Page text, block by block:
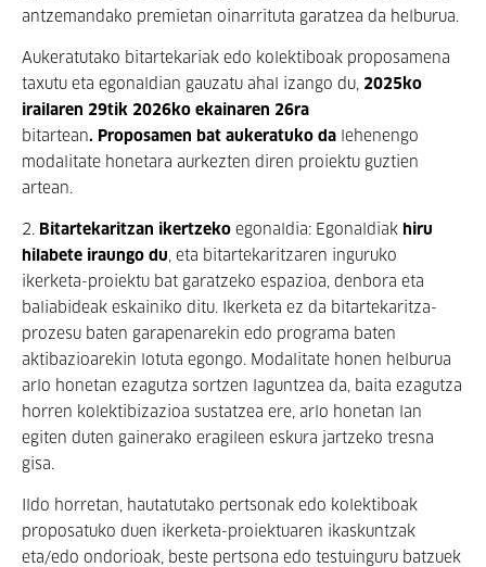
antzemandako premietan oinarrituta garatzea da helburua.
Aukeratutako bitartekariak edo kolektiboak proposamena
taxutu eta egonaldian gauzatu ahal izango du, 2025ko
irailaren 29tik 2026ko ekainaren 26ra
bitartean. Proposamen bat aukeratuko da lehenengo
modalitate honetara aurkezten diren proiektu guztien
artean.
2. Bitartekaritzan ikertzeko egonaldia: Egonaldiak hiru
hilabete iraungo du, eta bitartekaritzaren inguruko
ikerketa-proiektu bat garatzeko espazioa, denbora eta
baliabideak eskainiko ditu. Ikerketa ez da bitartekaritza-
prozesu baten garapenarekin edo programa baten
aktibazioarekin lotuta egongo. Modalitate honen helburua
arlo honetan ezagutza sortzen laguntzea da, baita ezagutza
horren kolektibizazioa sustatzea ere, arlo honetan lan
egiten duten gainerako eragileen eskura jartzeko tresna
gisa.
Ildo horretan, hautatutako pertsonak edo kolektiboak
proposatuko duen ikerketa-proiektuaren ikaskuntzak
eta/edo ondorioak, beste pertsona edo testuinguru batzuek